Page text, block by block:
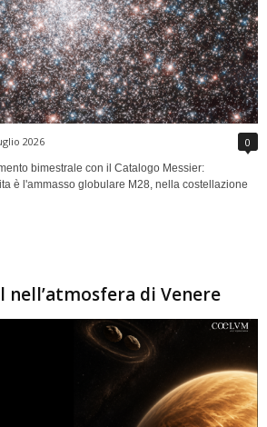
2026 0
bimestrale con il Catalogo Messier:
è l'ammasso globulare M28, nella costellazione
nell’atmosfera di Venere